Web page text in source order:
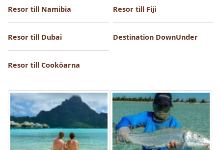
Resor till Namibia Resor till Fiji
Resor till Dubai Destination DownUnder
Resor till Cooköarna